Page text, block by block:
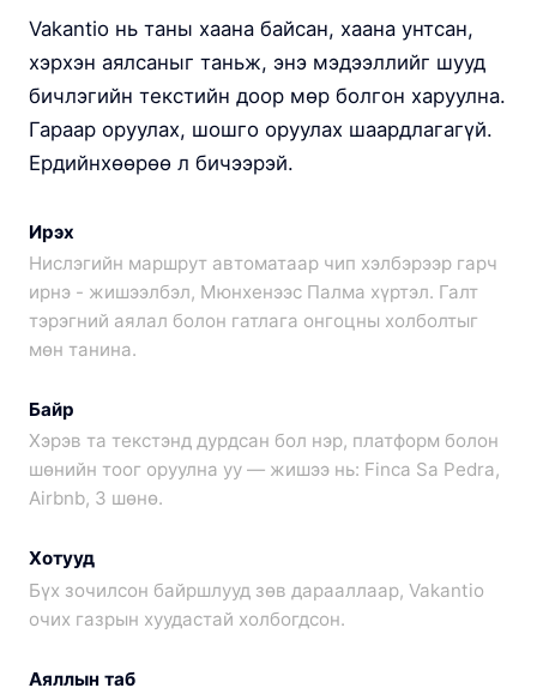
Vakantio нь таны хаана байсан, хаана унтсан,
хэрхэн аялсаныг таньж, энэ мэдээллийг шууд
бичлэгийн текстийн доор мөр болгон харуулна.
Гараар оруулах, шошго оруулах шаардлагагүй.
Ердийнхөөрөө л бичээрэй.
Ирэх
Нислэгийн маршрут автоматаар чип хэлбэрээр гарч
ирнэ - жишээлбэл, Мюнхенээс Палма хүртэл. Галт
тэрэгний аялал болон гатлага онгоцны холболтыг
мөн танина.
Байр
Хэрэв та текстэнд дурдсан бол нэр, платформ болон
шөнийн тоог оруулна уу — жишээ нь: Finca Sa Pedra,
Airbnb, 3 шөнө.
Хотууд
Бүх зочилсон байршлууд зөв дарааллаар, Vakantio
очих газрын хуудастай холбогдсон.
Аяллын таб